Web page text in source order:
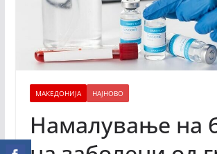
МАКЕДОНИЈА НАЈНОВО
Намалување на